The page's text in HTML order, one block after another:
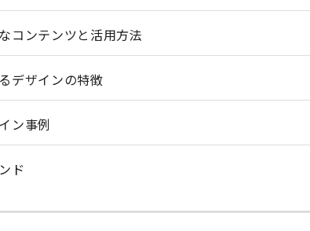
コンテンツと活用方法
デザインの特徴
ン事例
ド